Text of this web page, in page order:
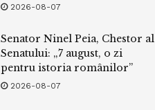
2026-08-07
Senator Ninel Peia, Chestor al
Senatului: „7 august, o zi
pentru istoria românilor”
2026-08-07